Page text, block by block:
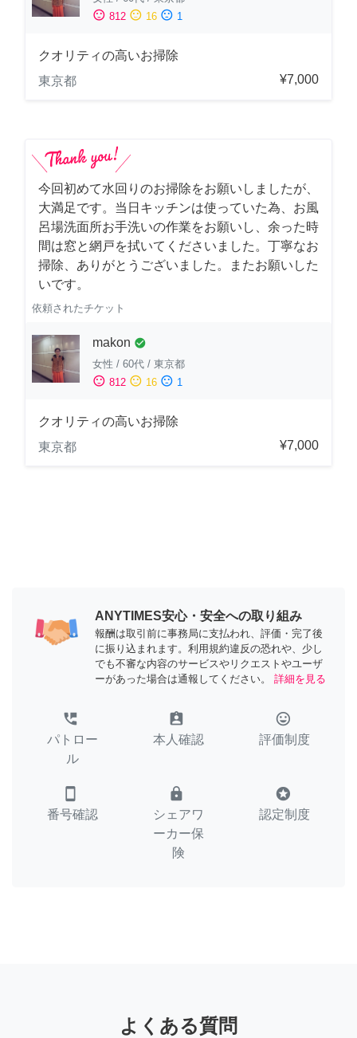
sentiment_satisfied 812 sentiment_neutral 16 sentiment_dissatisfied 1
クオリティの高いお掃除
東京都
¥7,000
今回初めて水回りのお掃除をお願いしましたが、
大満足です。当日キッチンは使っていた為、お風
呂場洗面所お手洗いの作業をお願いし、余った時
間は窓と網戸を拭いてくださいました。丁寧なお
掃除、ありがとうございました。またお願いした
いです。
依頼されたチケット
makon check_circle
女性 / 60代 / 東京都
sentiment_satisfied 812 sentiment_neutral 16 sentiment_dissatisfied 1
クオリティの高いお掃除
東京都
¥7,000
ANYTIMES安心・安全への取り組み
報酬は取引前に事務局に支払われ、評価・完了後
に振り込まれます。利用規約違反の恐れや、少し
でも不審な内容のサービスやリクエストやユーザ
ーがあった場合は通報してください。
詳細を見る
perm_phone_msg
パトロー
ル
assignment_ind
本人確認
tag_faces
評価制度
smartphone
番号確認
lock
シェアワ
ーカー保
険
stars
認定制度
よくある質問